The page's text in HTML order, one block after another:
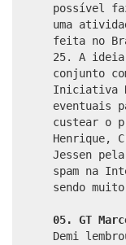
possível
uma
feita no
25. A
conjunto
Iniciativa
eventuais
custear o
Henrique,
Jessen
spam na
sendo
05. GT
Demi